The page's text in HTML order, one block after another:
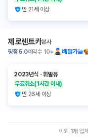
만 21세 이상
제로렌트카본사
평점 5.0예약수 10+ 배달가능
2023년식 ㆍ휘발유
무료취소(1시간 이내)
만 26세 이상
이외 1개 업체